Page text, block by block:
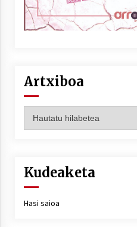
Artxiboa
Kudeaketa
Hasi saioa